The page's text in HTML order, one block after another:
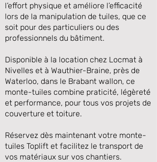
Précédente Suivante
l’effort physique et améliore l’efficacité
lors de la manipulation de tuiles, que ce
soit pour des particuliers ou des
professionnels du bâtiment.
Disponible à la location chez Locmat à
Nivelles et à Wauthier-Braine, près de
Waterloo, dans le Brabant wallon, ce
monte-tuiles combine praticité, légèreté
et performance, pour tous vos projets de
couverture et toiture.
Réservez dès maintenant votre monte-
tuiles Toplift et facilitez le transport de
vos matériaux sur vos chantiers.